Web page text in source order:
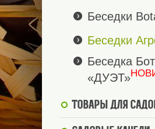
Беседки
Беседки
Беседка
«ДУЭТ»
Товары для